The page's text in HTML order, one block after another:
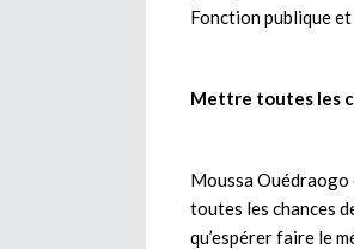
Fonction publique
Mettre toutes les
Moussa Ouédraogo
toutes les chances
qu’espérer faire le